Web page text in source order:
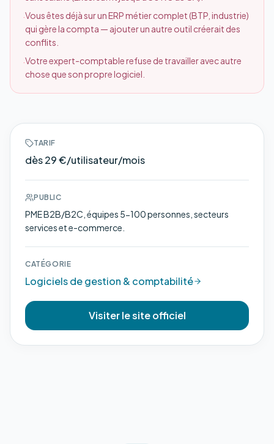
·Vous êtes déjà sur un ERP métier complet (BTP, industrie)
qui gère la compta — ajouter un autre outil créerait des
conflits.
·Votre expert-comptable refuse de travailler avec autre
chose que son propre logiciel.
TARIF
dès 29 €/utilisateur/mois
PUBLIC
PME B2B/B2C, équipes 5-100 personnes, secteurs
services et e-commerce.
CATÉGORIE
Logiciels de gestion & comptabilité
Visiter le site officiel